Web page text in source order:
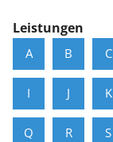
Leistungen
A B C
I J K
Q R S